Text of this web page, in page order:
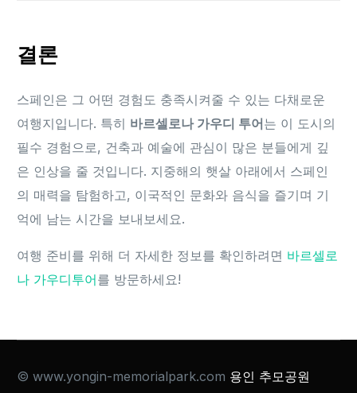
결론
스페인은 그 어떤 경험도 충족시켜줄 수 있는 다채로운
여행지입니다. 특히 바르셀로나 가우디 투어는 이 도시의
필수 경험으로, 건축과 예술에 관심이 많은 분들에게 깊
은 인상을 줄 것입니다. 지중해의 햇살 아래에서 스페인
의 매력을 탐험하고, 이국적인 문화와 음식을 즐기며 기
억에 남는 시간을 보내보세요.
여행 준비를 위해 더 자세한 정보를 확인하려면 바르셀로
나 가우디투어를 방문하세요!
© www.yongin-memorialpark.com 용인 추모공원